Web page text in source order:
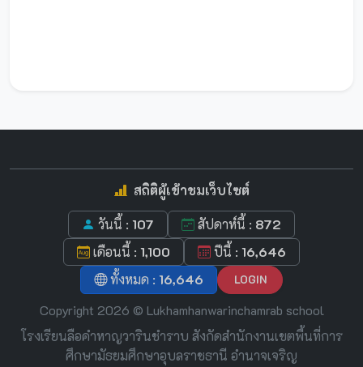
สถิติผู้เข้าชมเว็บไซต์
วันนี้ : 107 สัปดาห์นี้ : 872
เดือนนี้ : 1,100 ปีนี้ : 16,646
ทั้งหมด :16,646 LOGIN
Copyright 2026 © Lukhamhanwarinchamrab school
โรงเรียนลือคำหาญวารินชำราบ สังกัดสำนักงานเขตพื้นที่การ
ศึกษามัธยมศึกษาอุบลราชธานี อำนาจเจริญ